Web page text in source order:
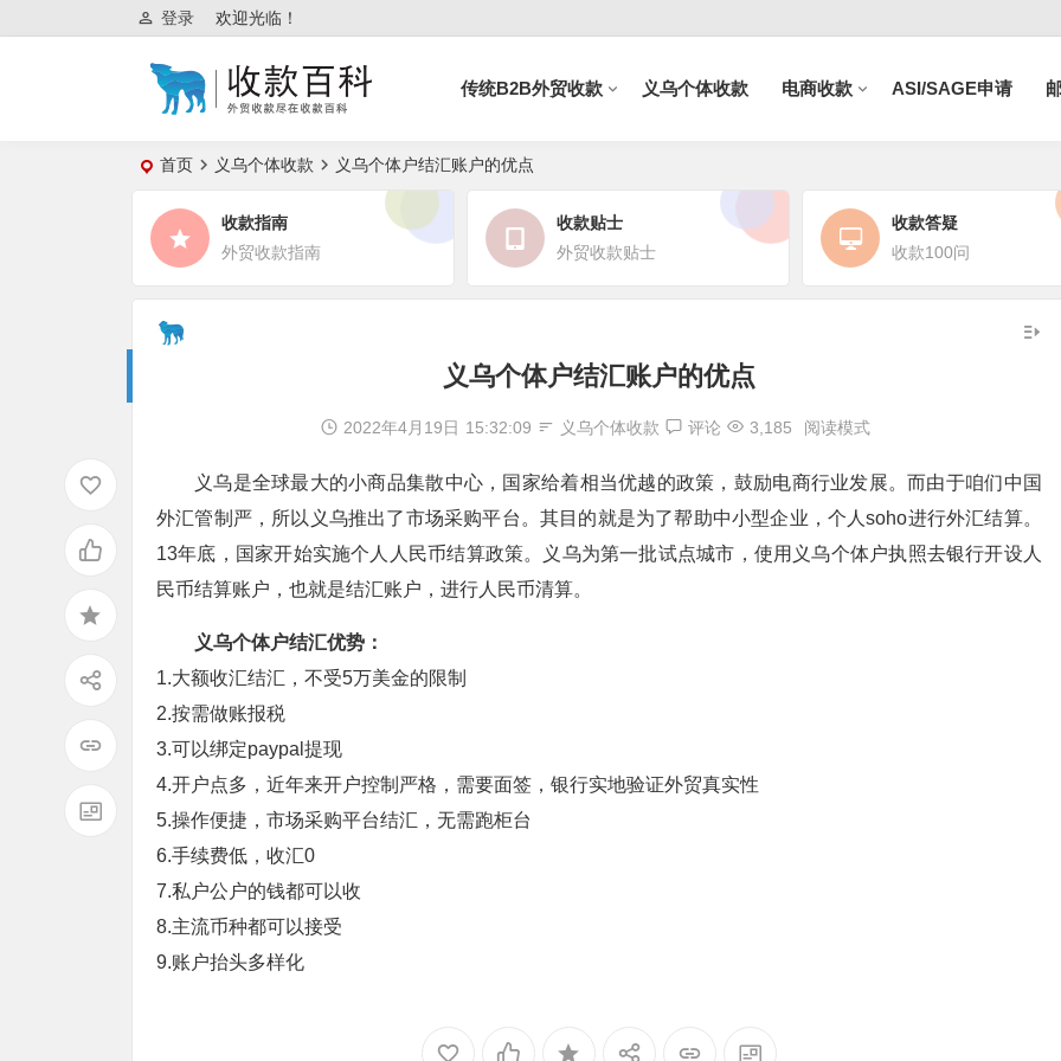
欢迎光临！
登录
传统B2B外贸收款 义乌个体收款 电商收款 ASI/SAGE申请
首页 义乌个体收款 义乌个体户结汇账户的优点
收款指南
外贸收款指南
收款贴士
外贸收款贴士
收款答疑
收款100问
义乌个体户结汇账户的优点
2022年4月19日 15:32:09 义乌个体收款 评论 3,185 阅读模式
义乌是全球最大的小商品集散中心，国家给着相当优越的政策，鼓励电商行业发展。而由于咱们中国
外汇管制严，所以义乌推出了市场采购平台。其目的就是为了帮助中小型企业，个人soho进行外汇结算。
13年底，国家开始实施个人人民币结算政策。义乌为第一批试点城市，使用义乌个体户执照去银行开设人
民币结算账户，也就是结汇账户，进行人民币清算。
义乌个体户结汇优势：
1.大额收汇结汇，不受5万美金的限制
2.按需做账报税
3.可以绑定paypal提现
4.开户点多，近年来开户控制严格，需要面签，银行实地验证外贸真实性
5.操作便捷，市场采购平台结汇，无需跑柜台
6.手续费低，收汇0
7.私户公户的钱都可以收
8.主流币种都可以接受
9.账户抬头多样化